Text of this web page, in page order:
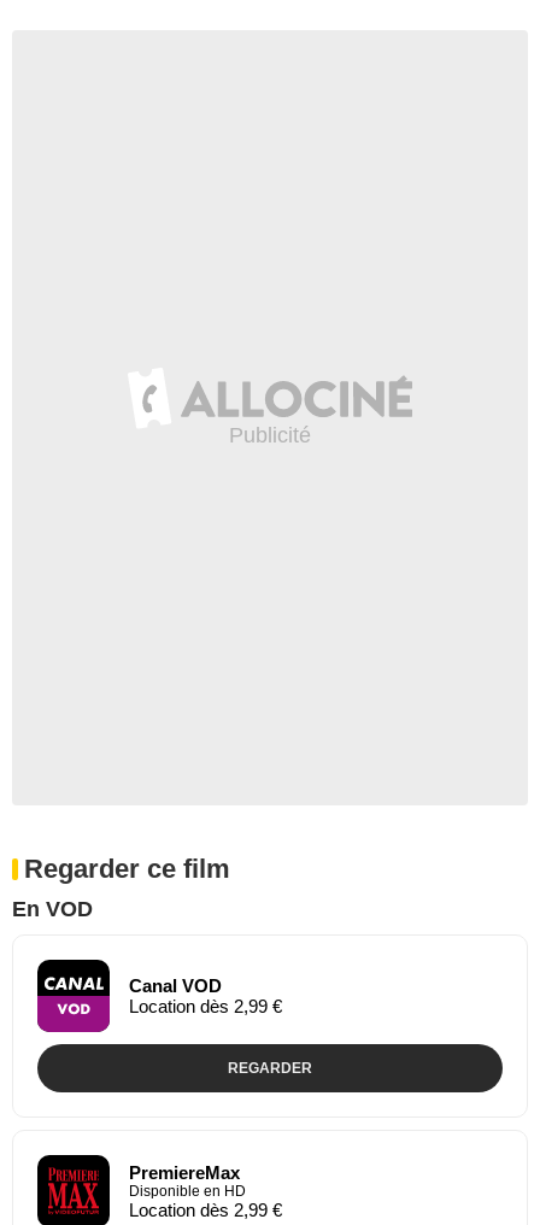
Regarder ce film
En VOD
Canal VOD
Location dès 2,99 €
REGARDER
PremiereMax
Disponible en HD
Location dès 2,99 €